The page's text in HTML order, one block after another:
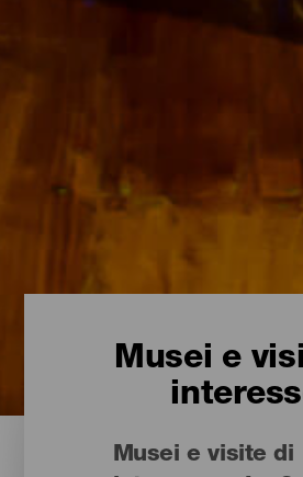
Musei e
Musei e visite di